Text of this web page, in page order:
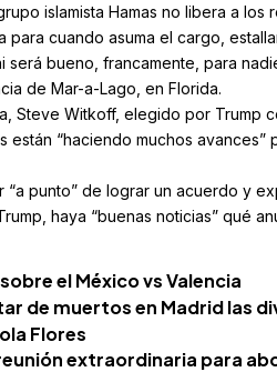
islamista Hamas no libera a
para cuando asuma el cargo,
será bueno, francamente, para
de Mar-a-Lago, en Florida.
Steve Witkoff, elegido por Trump
están “haciendo muchos
“a punto” de lograr un acuerdo y
haya “buenas noticias” qué
el México vs Valencia
de muertos en Madrid las
Flores
extraordinaria para